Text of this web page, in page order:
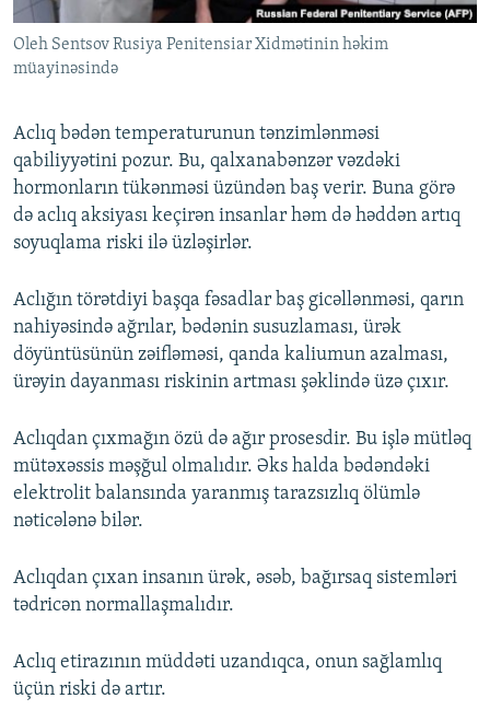
Oleh Sentsov Rusiya Penitensiar Xidmətinin həkim
müayinəsində
Aclıq bədən temperaturunun tənzimlənməsi
qabiliyyətini pozur. Bu, qalxanabənzər vəzdəki
hormonların tükənməsi üzündən baş verir. Buna görə
də aclıq aksiyası keçirən insanlar həm də həddən artıq
soyuqlama riski ilə üzləşirlər.
Aclığın törətdiyi başqa fəsadlar baş gicəllənməsi, qarın
nahiyəsində ağrılar, bədənin susuzlaması, ürək
döyüntüsünün zəifləməsi, qanda kaliumun azalması,
ürəyin dayanması riskinin artması şəklində üzə çıxır.
Aclıqdan çıxmağın özü də ağır prosesdir. Bu işlə mütləq
mütəxəssis məşğul olmalıdır. Əks halda bədəndəki
elektrolit balansında yaranmış tarazsızlıq ölümlə
nəticələnə bilər.
Aclıqdan çıxan insanın ürək, əsəb, bağırsaq sistemləri
tədricən normallaşmalıdır.
Aclıq etirazının müddəti uzandıqca, onun sağlamlıq
üçün riski də artır.